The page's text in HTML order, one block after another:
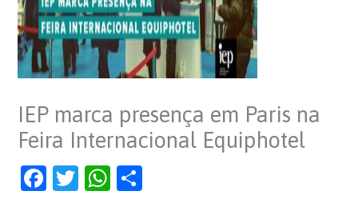
IEP marca presença em Paris na
Feira Internacional Equiphotel
F
T
W